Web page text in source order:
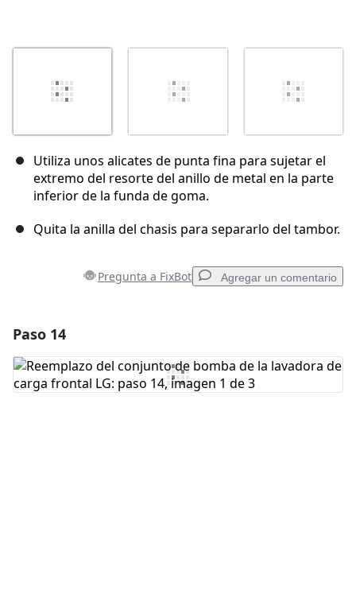
Utiliza unos alicates de punta fina para sujetar el
extremo del resorte del anillo de metal en la parte
inferior de la funda de goma.
Quita la anilla del chasis para separarlo del tambor.
Pregunta a FixBot Agregar un comentario
Agregar Comentario
Paso 14